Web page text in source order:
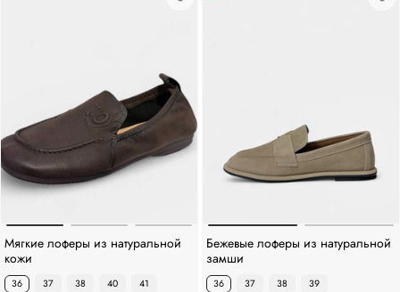
Мягкие лоферы из натуральной
кожи
36 37 38 40 41
Бежевые лоферы из натуральной
замши
36 37 38 39